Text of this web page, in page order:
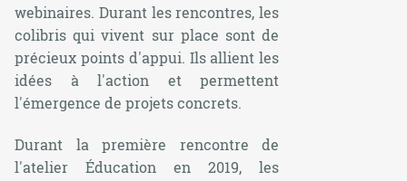
webinaires. Durant les rencontres, les
colibris qui vivent sur place sont de
précieux points d'appui. Ils allient les
idées à l'action et permettent
l'émergence de projets concrets.
Durant la première rencontre de
l'atelier Éducation en 2019, les